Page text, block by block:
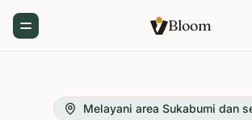
Toggle Menu Bloom
Melayani area Sukabumi dan